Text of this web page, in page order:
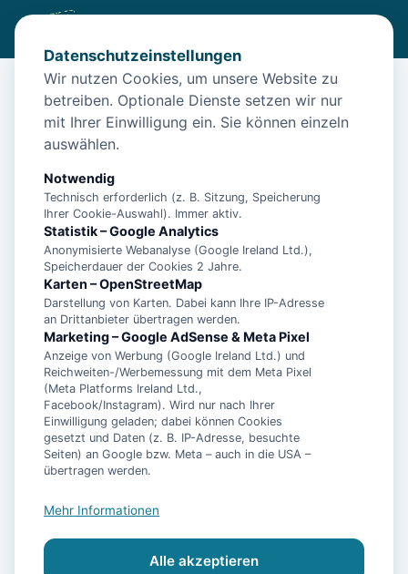
/Unterkünfte /Norden/Meerblick: Meerblick in Norden
Meerblick: Meerblick in Norden
Waschmaschine
Datenschutzeinstellungen
Wir nutzen Cookies, um unsere Website zu
betreiben. Optionale Dienste setzen wir nur
mit Ihrer Einwilligung ein. Sie können einzeln
auswählen.
Notwendig
Technisch erforderlich (z. B. Sitzung, Speicherung
Ihrer Cookie-Auswahl). Immer aktiv.
Statistik – Google Analytics
Anonymisierte Webanalyse (Google Ireland Ltd.),
Speicherdauer der Cookies 2 Jahre.
Karten – OpenStreetMap
Darstellung von Karten. Dabei kann Ihre IP-Adresse
an Drittanbieter übertragen werden.
Marketing – Google AdSense & Meta Pixel
Anzeige von Werbung (Google Ireland Ltd.) und
Reichweiten-/Werbemessung mit dem Meta Pixel
(Meta Platforms Ireland Ltd.,
Facebook/Instagram). Wird nur nach Ihrer
Einwilligung geladen; dabei können Cookies
gesetzt und Daten (z. B. IP-Adresse, besuchte
Seiten) an Google bzw. Meta – auch in die USA –
übertragen werden.
Mehr Informationen
Alle akzeptieren